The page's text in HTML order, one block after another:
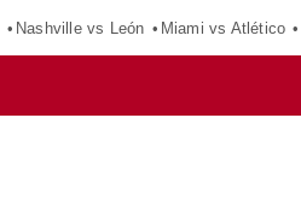
Nashville vs León Miami vs Atlético